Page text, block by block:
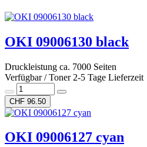
OKI 09006130 black
Druckleistung ca. 7000 Seiten
Verfügbar / Toner 2-5 Tage Lieferzeit
CHF 96.50
OKI 09006127 cyan